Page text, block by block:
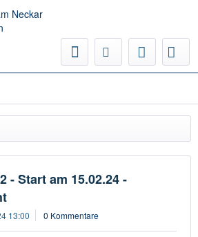
- Start am 15.02.24 -
13:00 0 Kommentare